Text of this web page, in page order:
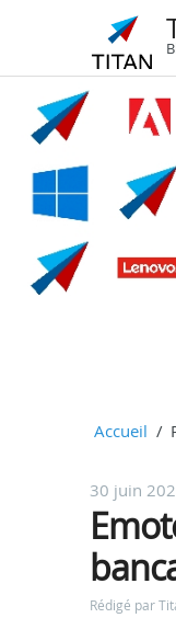
Accueil
30 juin
Rédigé par